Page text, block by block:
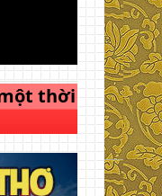
thời